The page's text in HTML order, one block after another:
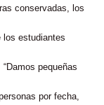
conservadas, los
los estudiantes
pequeñas
por fecha,